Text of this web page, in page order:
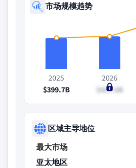
市场规模趋势
2025
$399.7B
2026
$417.6B
区域主导地位
最大市场
亚太地区